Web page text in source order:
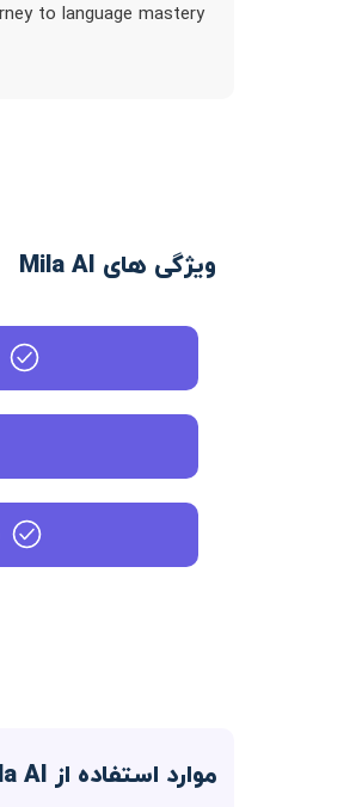
to language mastery
ویژگی های Mila AI
موارد استفاده از Mila AI